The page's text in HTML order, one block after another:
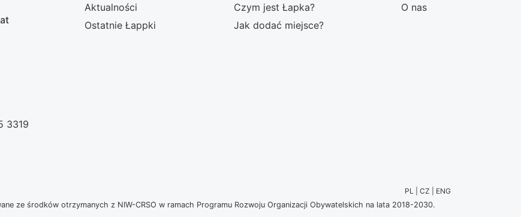
Aktualności
Ostatnie Łappki
Czym jest Łapka?
Jak dodać miejsce?
O nas
3319
PL | CZ | ENG
ze środków otrzymanych z NIW-CRSO w ramach Programu Rozwoju Organizacji Obywatelskich na lata 2018-2030.